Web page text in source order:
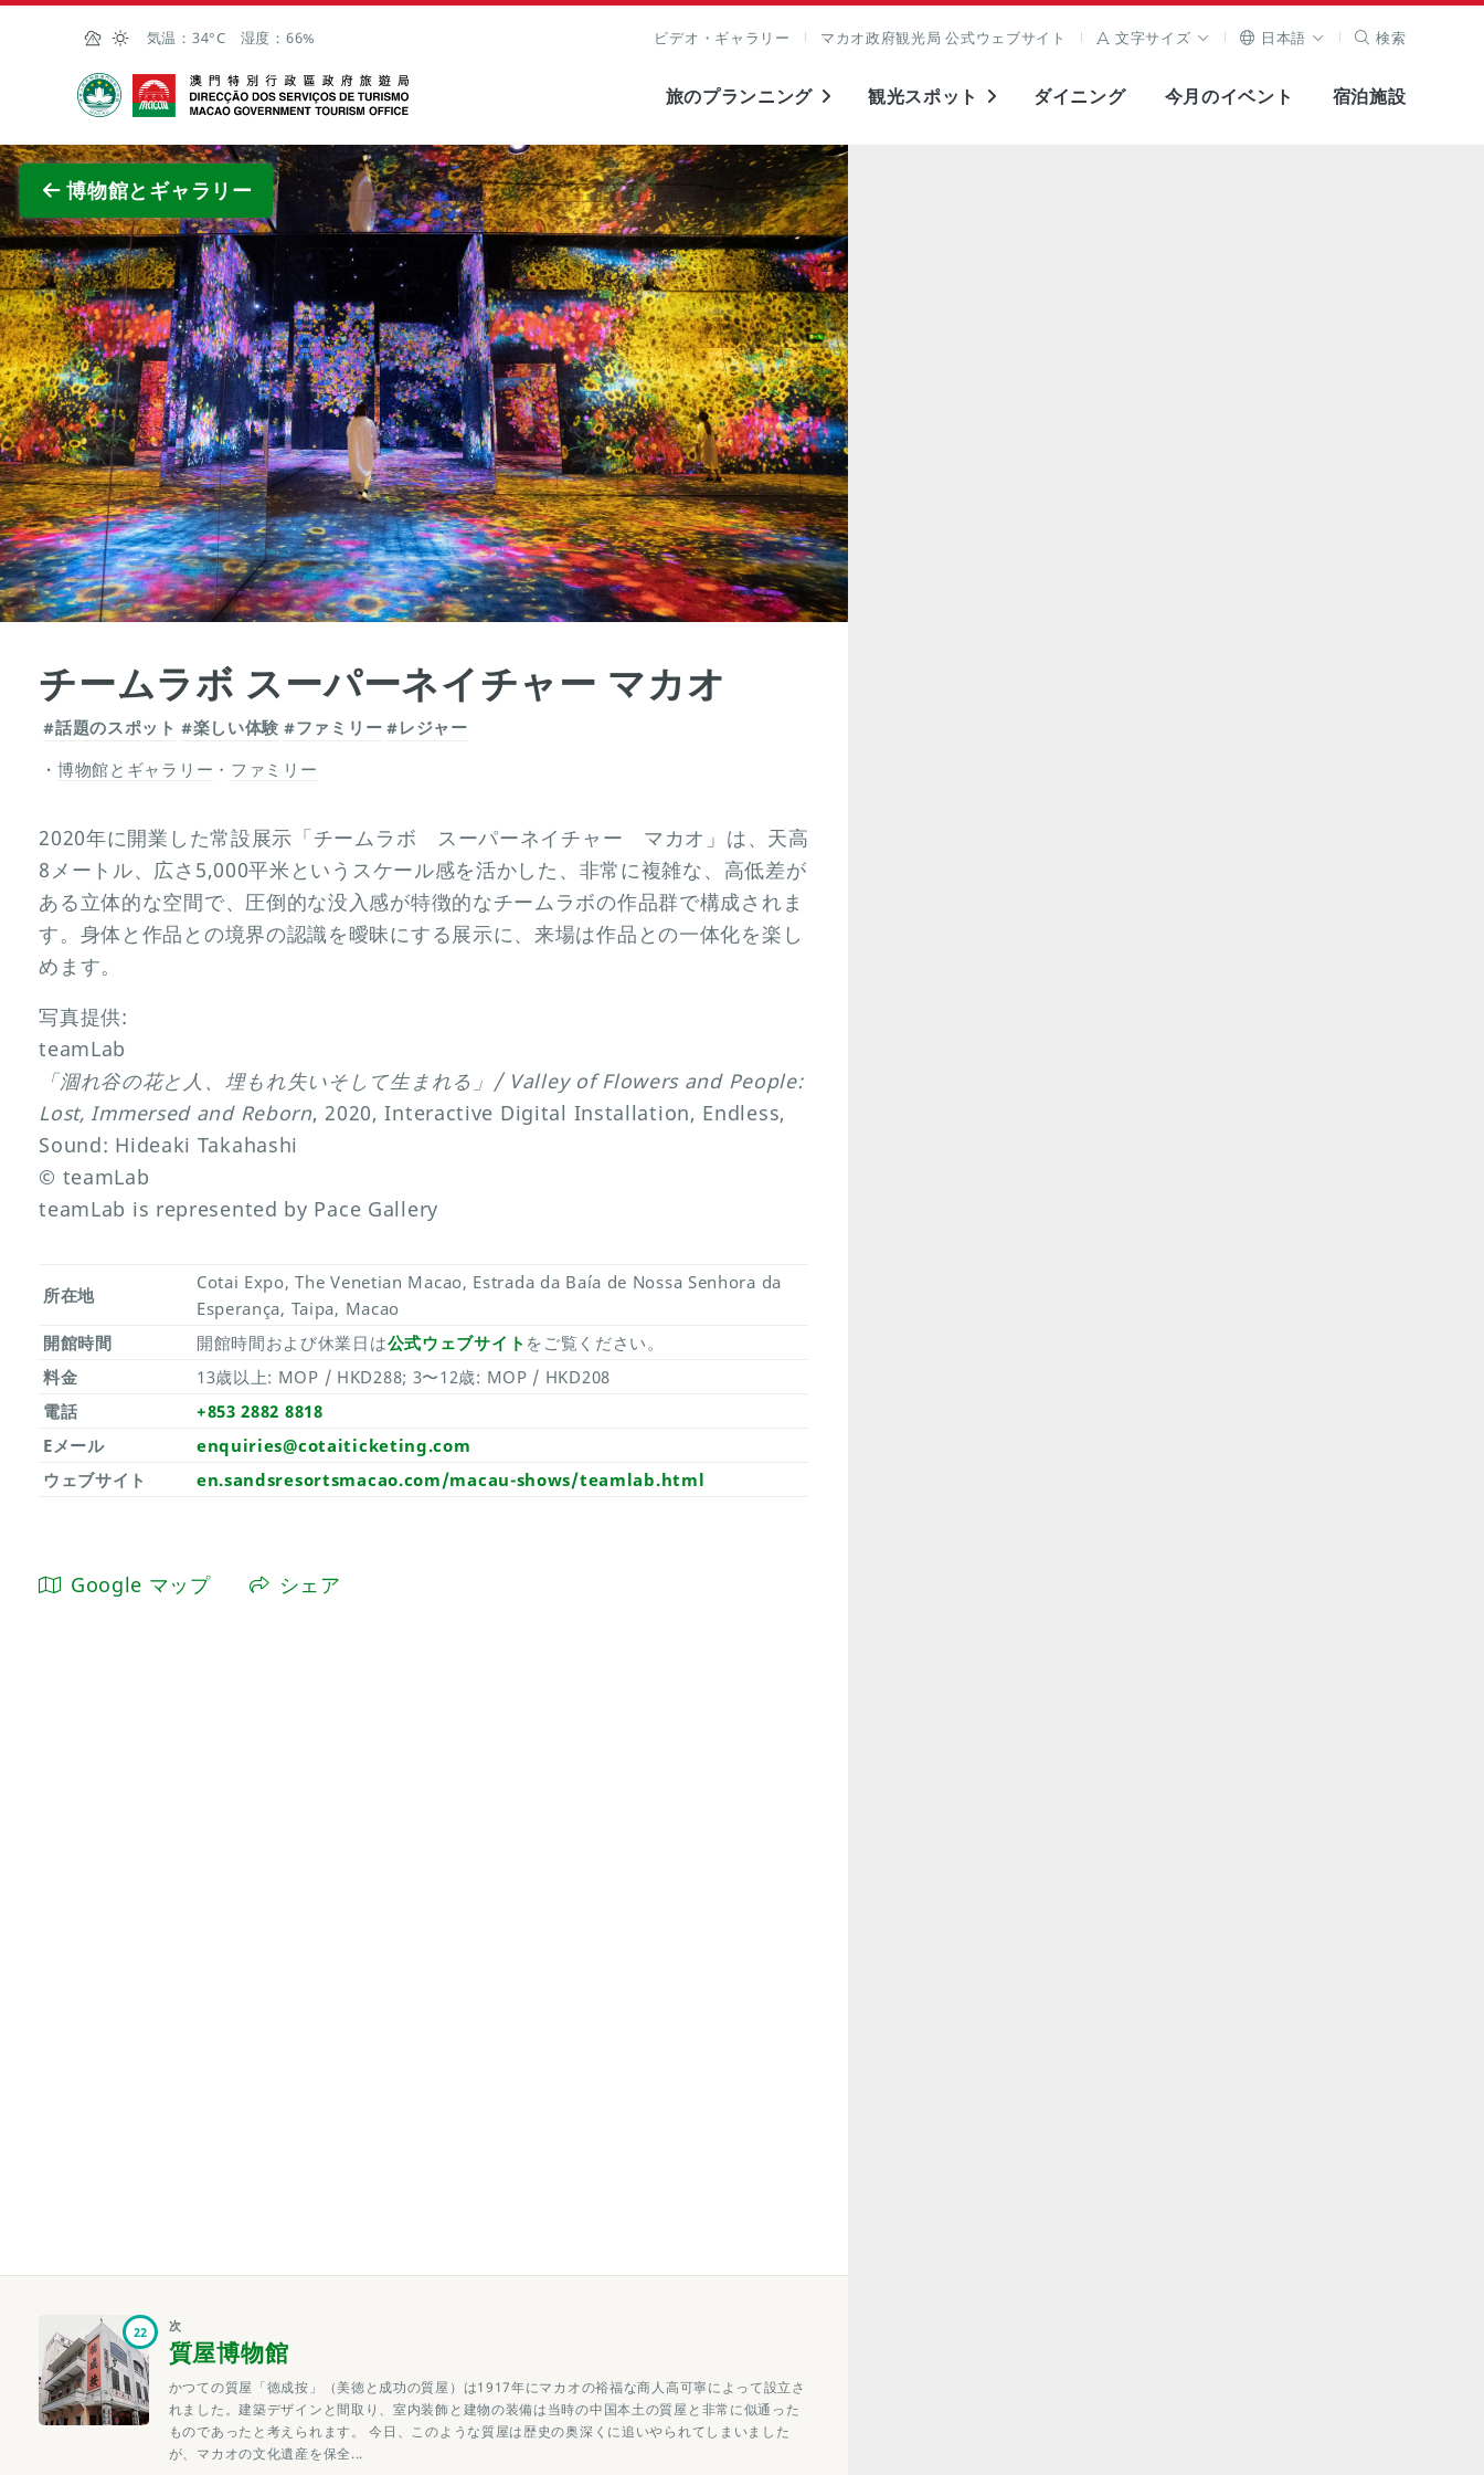
Skip to Main Content
気温： 34°C 湿度： 66% ビデオ・ギャラリー マカオ政府観光局 公式ウェブサイト 文字サイズ 日本語 検索
マカオ政府観光局
旅のプランニング 観光スポット ダイニング 今月のイベント 宿泊施設
博物館とギャラリー
全画面表示
チームラボ スーパーネイチャー マカオ
#話題のスポット #楽しい体験 #ファミリー #レジャー
博物館とギャラリー ・ ファミリー
2020年に開業した常設展示「チームラボ スーパーネイチャー マカオ」は、天高
8メートル、広さ5,000平米というスケール感を活かした、非常に複雑な、高低差が
ある立体的な空間で、圧倒的な没入感が特徴的なチームラボの作品群で構成されま
す。身体と作品との境界の認識を曖昧にする展示に、来場は作品との一体化を楽し
めます。
写真提供:
teamLab
「涸れ谷の花と人、埋もれ失いそして生まれる」/ Valley of Flowers and People:
Lost, Immersed and Reborn, 2020, Interactive Digital Installation, Endless,
Sound: Hideaki Takahashi
© teamLab
teamLab is represented by Pace Gallery
所在地
Cotai Expo, The Venetian Macao, Estrada da Baía de Nossa Senhora da
Esperança, Taipa, Macao
開館時間
開館時間および休業日は公式ウェブサイト をご覧ください。
料金
13歳以上: MOP / HKD288; 3〜12歳: MOP / HKD208
電話
+853 2882 8818
Eメール
enquiries@cotaiticketing.com
ウェブサイト
en.sandsresortsmacao.com/macau-shows/teamlab.html
Google マップ シェア
22 次
質屋博物館
かつての質屋「徳成按」（美徳と成功の質屋）は1917年にマカオの裕福な商人高可寧によって設立さ
れました。建築デザインと間取り、室内装飾と建物の装備は当時の中国本土の質屋と非常に似通った
ものであったと考えられます。 今日、このような質屋は歴史の奥深くに追いやられてしまいました
が、マカオの文化遺産を保全...